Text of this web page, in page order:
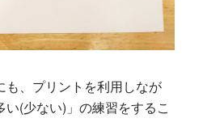
も、プリントを利用しなが
(少ない)」の練習をするこ